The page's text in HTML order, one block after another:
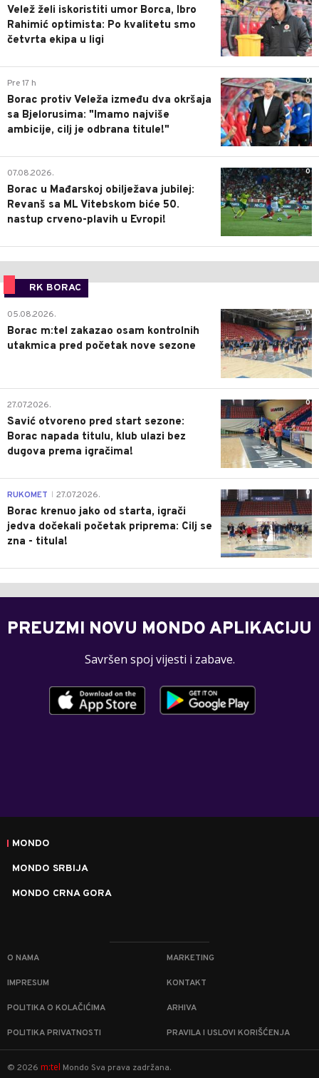
Velež želi iskoristiti umor Borca, Ibro
Rahimić optimista: Po kvalitetu smo
četvrta ekipa u ligi
0
Pre 17 h
Borac protiv Veleža između dva okršaja
sa Bjelorusima: "Imamo najviše
ambicije, cilj je odbrana titule!"
0
07.08.2026.
Borac u Mađarskoj obilježava jubilej:
Revanš sa ML Vitebskom biće 50.
nastup crveno-plavih u Evropi!
RK BORAC
0
05.08.2026.
Borac m:tel zakazao osam kontrolnih
utakmica pred početak nove sezone
0
27.07.2026.
Savić otvoreno pred start sezone:
Borac napada titulu, klub ulazi bez
dugova prema igračima!
0
RUKOMET 27.07.2026.
Borac krenuo jako od starta, igrači
jedva dočekali početak priprema: Cilj se
zna - titula!
PREUZMI NOVU MONDO APLIKACIJU
Savršen spoj vijesti i zabave.
MONDO
MONDO SRBIJA
MONDO CRNA GORA
O NAMA MARKETING
IMPRESUM KONTAKT
POLITIKA O KOLAČIĆIMA ARHIVA
POLITIKA PRIVATNOSTI PRAVILA I USLOVI KORIŠĆENJA
© 2026 m:tel Mondo Sva prava zadržana.